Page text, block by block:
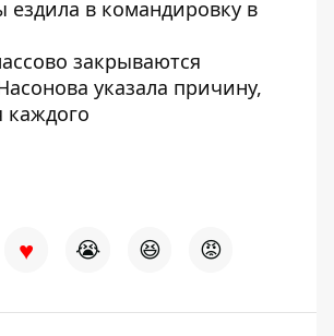
ездила в командировку в
закрываются
указала причину,
♥ 😭 😆 😡